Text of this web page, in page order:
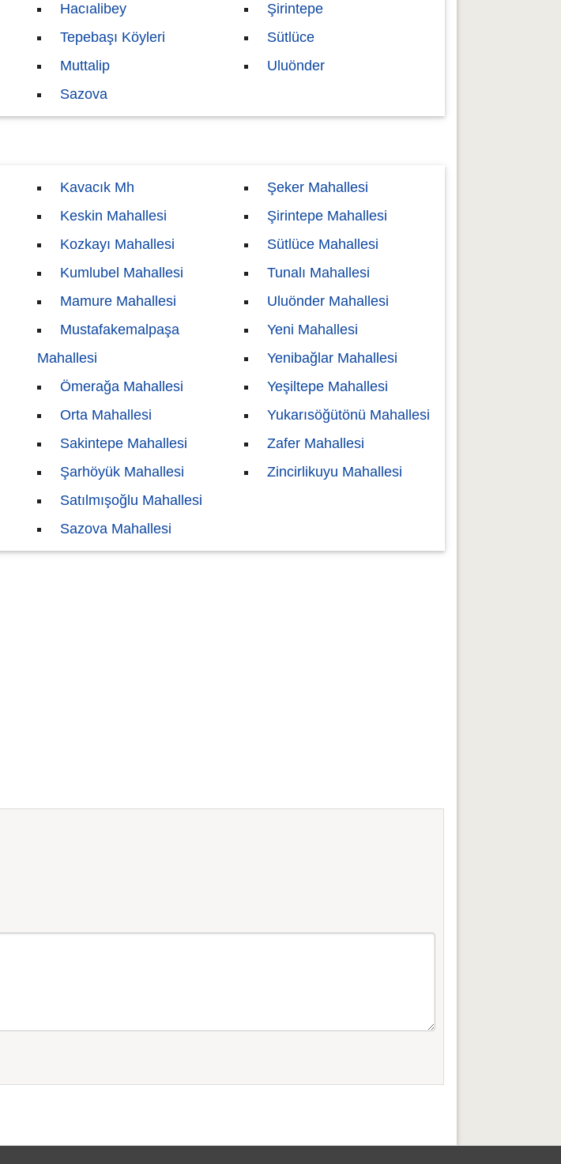
Hacıalibey
Tepebaşı Köyleri
Muttalip
Sazova
Şirintepe
Sütlüce
Uluönder
Kavacık Mh
Keskin Mahallesi
Kozkayı Mahallesi
Kumlubel Mahallesi
Mamure Mahallesi
Mustafakemalpaşa
Mahallesi
Ömerağa Mahallesi
Orta Mahallesi
Sakintepe Mahallesi
Şarhöyük Mahallesi
Satılmışoğlu Mahallesi
Sazova Mahallesi
Şeker Mahallesi
Şirintepe Mahallesi
Sütlüce Mahallesi
Tunalı Mahallesi
Uluönder Mahallesi
Yeni Mahallesi
Yenibağlar Mahallesi
Yeşiltepe Mahallesi
Yukarısöğütönü Mahallesi
Zafer Mahallesi
Zincirlikuyu Mahallesi